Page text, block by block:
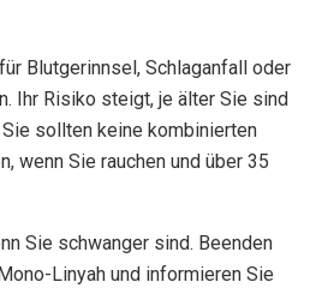
Blutgerinnsel, Schlaganfall oder
Ihr Risiko steigt, je älter Sie sind
Sie sollten keine kombinierten
wenn Sie rauchen und über 35
Sie schwanger sind. Beenden
Linyah und informieren Sie